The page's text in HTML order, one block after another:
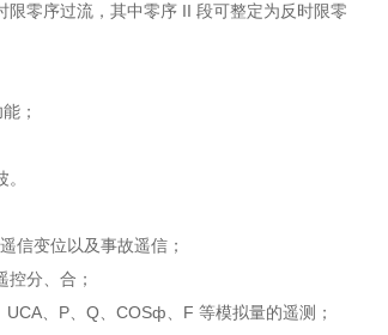
限零序过流，其中零序 II 段可整定为反时限零
；
信变位以及事故遥信；
控分、合；
UCA、P、Q、COSф、F 等模拟量的遥测；